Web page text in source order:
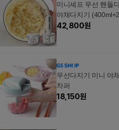
미니셰프 무선 핸들
야채다지기
42,800원
무선다지기 미니 야
차퍼
18,150원